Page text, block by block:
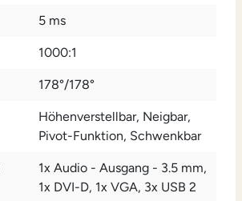
5 ms
1000:1
178°/178°
Höhenverstellbar, Neigbar,
Pivot-Funktion, Schwenkbar
1x Audio - Ausgang - 3.5 mm,
1x DVI-D, 1x VGA, 3x USB 2